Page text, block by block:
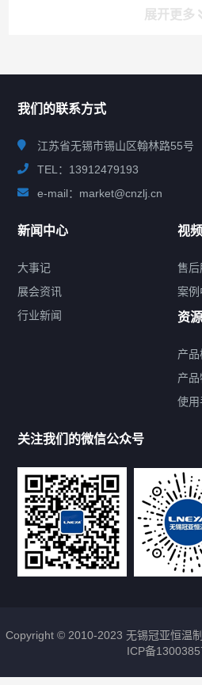
展开更多
提交您的需求，免费获取
--亦可拨打我们的24小时服务
13912479193
我们的联系方式
江苏省无锡市锡山区翰林路55号
TEL：13912479193
e-mail：market@cnzlj.cn
新闻中心
大事记
展会资讯
行业新闻
视
售后
案例
资
产
产品
使用
关注我们的微信公众号
Copyright © 2010-2023 无锡冠亚恒温
ICP备